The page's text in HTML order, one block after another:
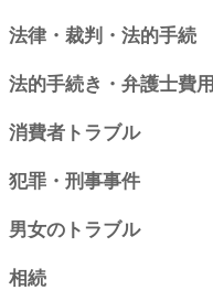
法律・裁判・法的手続
法的手続き・弁護士費用
消費者トラブル
犯罪・刑事事件
男女のトラブル
相続